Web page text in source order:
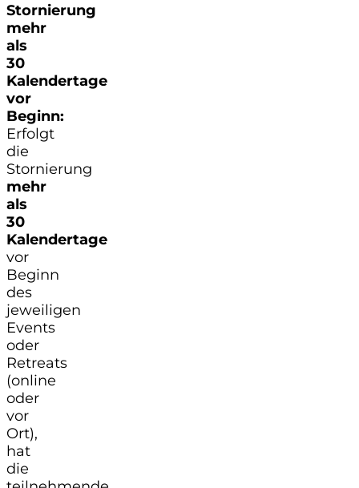
Stornierung
mehr
als
30
Kalendertage
vor
Beginn:
Erfolgt
die
Stornierung
mehr
als
30
Kalendertage
vor
Beginn
des
jeweiligen
Events
oder
Retreats
(online
oder
vor
Ort),
hat
die